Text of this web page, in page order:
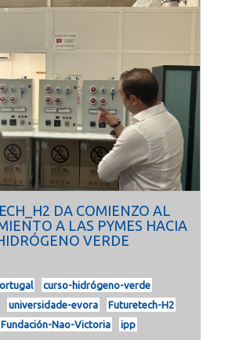
DA COMIENZO AL
A LAS PYMES HACIA
VERDE
curso-hidrógeno-verde
universidade-evora
Futuretech-H2
Fundación-Nao-Victoria ipp